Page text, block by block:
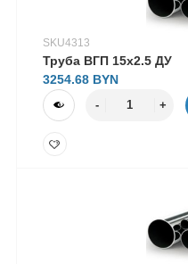
SKU4313
Труба ВГП 15х2.5 ДУ
3254.68